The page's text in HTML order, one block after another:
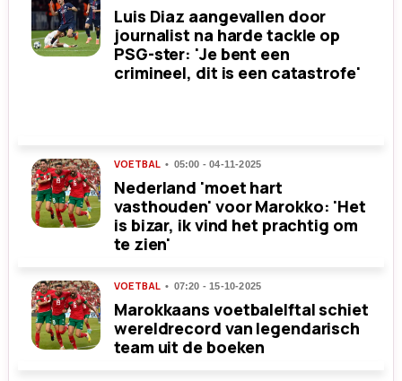
Luis Diaz aangevallen door
journalist na harde tackle op
PSG-ster: 'Je bent een
crimineel, dit is een catastrofe'
VOETBAL 05:00 - 04-11-2025
Nederland 'moet hart
vasthouden' voor Marokko: 'Het
is bizar, ik vind het prachtig om
te zien'
VOETBAL 07:20 - 15-10-2025
Marokkaans voetbalelftal schiet
wereldrecord van legendarisch
team uit de boeken